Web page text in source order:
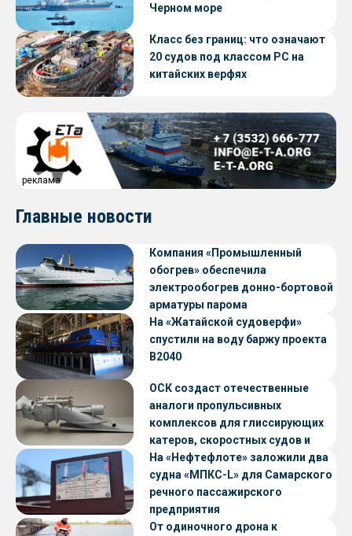
Черном море
Класс без границ: что означают
20 судов под классом РС на
китайских верфях
реклама
Главные новости
Компания «Промышленный
обогрев» обеспечила
электрообогрев донно-бортовой
арматуры парома
«Петропавловск» проекта CNF22
На «Жатайской судоверфи»
спустили на воду баржу проекта
В2040
ОСК создаст отечественные
аналоги пропульсивных
комплексов для глиссирующих
катеров, скоростных судов и
судов с малой осадкой
На «Нефтефлоте» заложили два
судна «МПКС-L» для Самарского
речного пассажирского
предприятия
От одиночного дрона к